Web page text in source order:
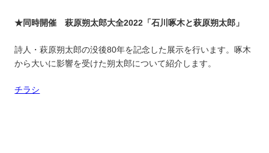
★同時開催 萩原朔太郎大全2022「石川啄木と萩原朔太郎」
詩人・萩原朔太郎の没後80年を記念した展示を行います。啄木
から大いに影響を受けた朔太郎について紹介します。
チラシ